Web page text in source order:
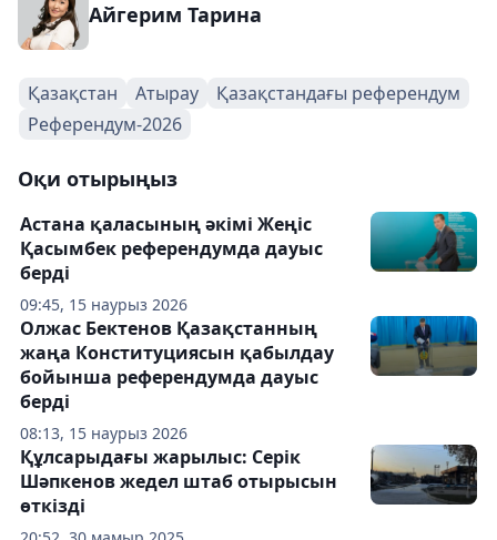
Айгерим Тарина
Қазақстан Атырау
Қазақстандағы референдум
Референдум-2026
Оқи отырыңыз
09:45, 15 наурыз 2026
Астана қаласының әкімі Жеңіс
Қасымбек референдумда дауыс
берді
08:13, 15 наурыз 2026
Олжас Бектенов Қазақстанның
жаңа Конституциясын қабылдау
бойынша референдумда дауыс
берді
Құлсарыдағы жарылыс: Серік
Шәпкенов жедел штаб отырысын
өткізді